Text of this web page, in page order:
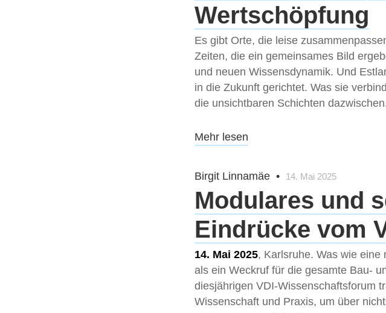
Wertschöpfung
Es gibt Orte, die leise
Zeiten, die ein gemeinsames Bild
und neuen Wissensdynamik. Und
in die Zukunft gerichtet. Was sie
die unsichtbaren Schichten
Mehr lesen
Birgit Linnamäe • 14. Mai 2025
Modulares und
Eindrücke vom
14. Mai 2025, Karlsruhe. Was wie eine
als ein Weckruf für die gesamte Bau-
diesjährigen VDI-Wissenschaftsforum
Wissenschaft und Praxis, um über